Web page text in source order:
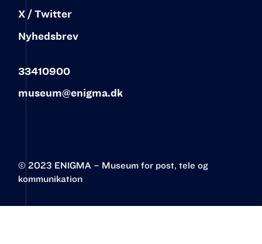
X / Twitter
Nyhedsbrev
33410900
museum@enigma.dk
© 2023 ENIGMA – Museum for post, tele og
kommunikation‍